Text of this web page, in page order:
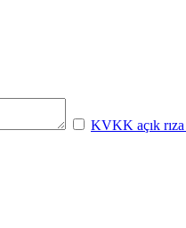
KVKK açık rıza